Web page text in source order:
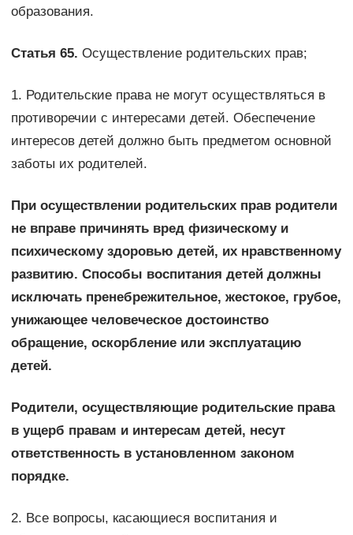
образования.
Статья 65. Осуществление родительских прав;
1. Родительские права не могут осуществляться в
противоречии с интересами детей. Обеспечение
интересов детей должно быть предметом основной
заботы их родителей.
При осуществлении родительских прав родители
не вправе причинять вред физическому и
психическому здоровью детей, их нравственному
развитию. Способы воспитания детей должны
исключать пренебрежительное, жестокое, грубое,
унижающее человеческое достоинство
обращение, оскорбление или эксплуатацию
детей.
Родители, осуществляющие родительские права
в ущерб правам и интересам детей, несут
ответственность в установленном законом
порядке.
2. Все вопросы, касающиеся воспитания и